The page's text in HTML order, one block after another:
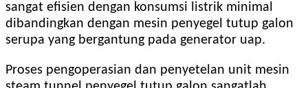
sangat efisien dengan konsumsi listrik minimal
dibandingkan dengan mesin penyegel tutup galon
serupa yang bergantung pada generator uap.
Proses pengoperasian dan penyetelan unit mesin